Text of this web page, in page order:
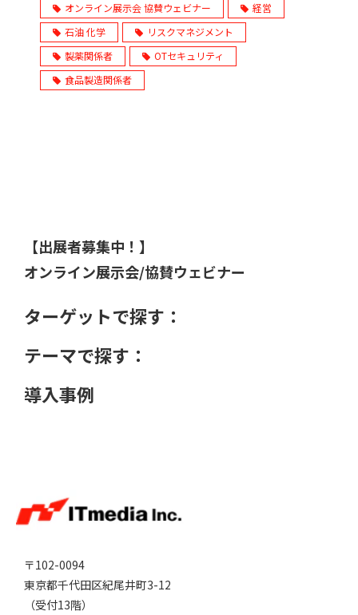
オンライン展示会 協賛ウェビナー
経営
石油 化学
リスクマネジメント
製薬関係者
OTセキュリティ
食品製造関係者
【出展者募集中！】
オンライン展示会/協賛ウェビナー
ターゲットで探す：
テーマで探す：
導入事例
〒102-0094
東京都千代田区紀尾井町3-12
（受付13階）